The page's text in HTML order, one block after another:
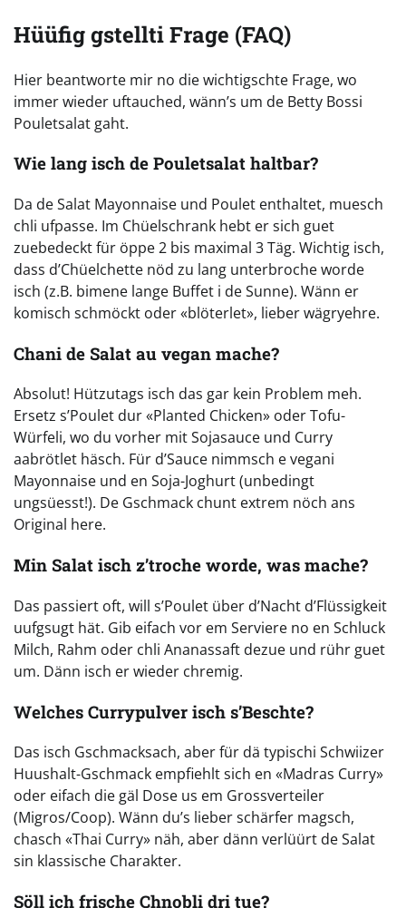
Hüüfig gstellti Frage (FAQ)
Hier beantworte mir no die wichtigschte Frage, wo
immer wieder uftauched, wänn’s um de Betty Bossi
Pouletsalat gaht.
Wie lang isch de Pouletsalat haltbar?
Da de Salat Mayonnaise und Poulet enthaltet, muesch
chli ufpasse. Im Chüelschrank hebt er sich guet
zuebedeckt für öppe 2 bis maximal 3 Täg. Wichtig isch,
dass d’Chüelchette nöd zu lang unterbroche worde
isch (z.B. bimene lange Buffet i de Sunne). Wänn er
komisch schmöckt oder «blöterlet», lieber wägryehre.
Chani de Salat au vegan mache?
Absolut! Hützutags isch das gar kein Problem meh.
Ersetz s’Poulet dur «Planted Chicken» oder Tofu-
Würfeli, wo du vorher mit Sojasauce und Curry
aabrötlet häsch. Für d’Sauce nimmsch e vegani
Mayonnaise und en Soja-Joghurt (unbedingt
ungsüesst!). De Gschmack chunt extrem nöch ans
Original here.
Min Salat isch z’troche worde, was mache?
Das passiert oft, will s’Poulet über d’Nacht d’Flüssigkeit
uufgsugt hät. Gib eifach vor em Serviere no en Schluck
Milch, Rahm oder chli Ananassaft dezue und rühr guet
um. Dänn isch er wieder chremig.
Welches Currypulver isch s’Beschte?
Das isch Gschmacksach, aber für dä typischi Schwiizer
Huushalt-Gschmack empfiehlt sich en «Madras Curry»
oder eifach die gäl Dose us em Grossverteiler
(Migros/Coop). Wänn du’s lieber schärfer magsch,
chasch «Thai Curry» näh, aber dänn verlüürt de Salat
sin klassische Charakter.
Söll ich frische Chnobli dri tue?